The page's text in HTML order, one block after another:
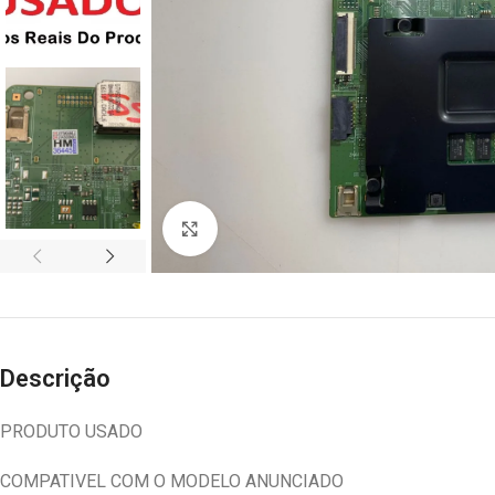
Descrição
PRODUTO USADO
COMPATIVEL COM O MODELO ANUNCIADO